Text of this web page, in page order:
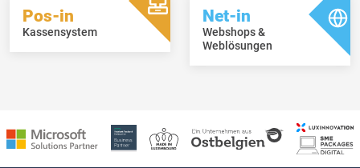
Pos-in
Kassensystem
Net-in
Webshops &
Weblösungen